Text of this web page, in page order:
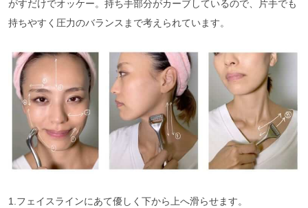
がすだけでオッケー。持ち手部分がカーブしているので、片手でも
持ちやすく圧力のバランスまで考えられています。
1.フェイスラインにあて優しく下から上へ滑らせます。